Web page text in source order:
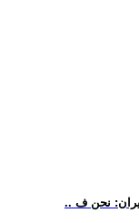
نحن ف